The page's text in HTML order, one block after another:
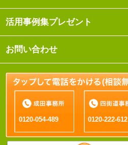
活用事例集プレゼント
お問い合わせ
0120-054-489 0120-222-612